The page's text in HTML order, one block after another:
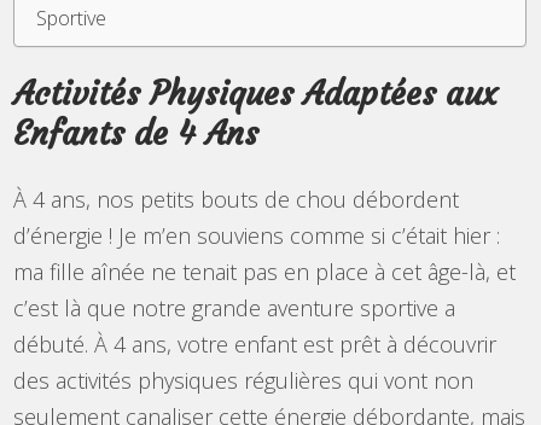
Sportive
Activités Physiques Adaptées aux
Enfants de 4 Ans
À 4 ans, nos petits bouts de chou débordent
d’énergie ! Je m’en souviens comme si c’était hier :
ma fille aînée ne tenait pas en place à cet âge-là, et
c’est là que notre grande aventure sportive a
débuté. À 4 ans, votre enfant est prêt à découvrir
des activités physiques régulières qui vont non
seulement canaliser cette énergie débordante, mais